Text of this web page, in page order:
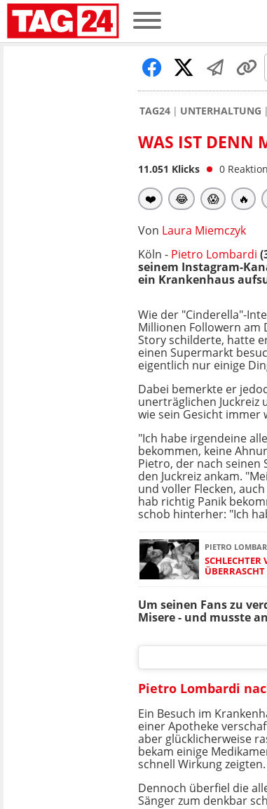
TAG24 UNTERHALTUNG
WAS IST DENN
11.051 Klicks 0
❤️ 😂 😱 🔥
Von Laura Miemczyk
Köln - Pietro Lombardi
seinem Instagram-
ein Krankenhaus
Wie der "Cinderella"-
Millionen Followern am
Story schilderte, hatte
einen Supermarkt
eigentlich nur einige
Dabei bemerkte er
unerträglichen Juckreiz
wie sein Gesicht immer
"Ich habe irgendeine
bekommen, keine
Pietro, der nach seinen
den Juckreiz ankam.
und voller Flecken,
hab richtig Panik
schob hinterher: "Ich
PIETRO
SCHLECHTER
Um seinen Fans zu
Misere - und musste
Pietro Lombardi
Ein Besuch im
einer Apotheke
aber glücklicherweise
bekam einige
schnell Wirkung zeigten.
Dennoch überfiel die
Sänger zum denkbar